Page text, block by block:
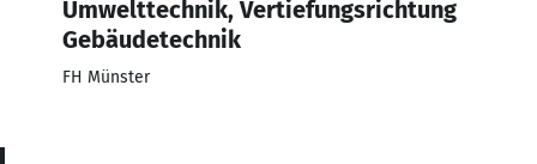
Umwelttechnik, Vertiefungsrichtung
Gebäudetechnik
FH Münster